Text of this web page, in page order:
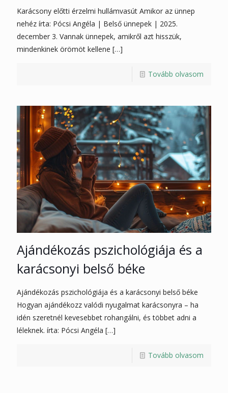
Karácsony előtti érzelmi hullámvasút Amikor az ünnep
nehéz írta: Pócsi Angéla | Belső ünnepek | 2025.
december 3. Vannak ünnepek, amikről azt hisszük,
mindenkinek örömöt kellene […]
Tovább olvasom
Ajándékozás pszichológiája és a
karácsonyi belső béke
Ajándékozás pszichológiája és a karácsonyi belső béke
Hogyan ajándékozz valódi nyugalmat karácsonyra – ha
idén szeretnél kevesebbet rohangálni, és többet adni a
léleknek. írta: Pócsi Angéla […]
Tovább olvasom